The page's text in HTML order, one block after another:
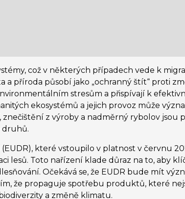
což v některých případech vede k
příroda působí jako „ochranný štít“ proti
stresům a přispívají k
ekosystémů a jejich provoz může
z výroby a nadměrný rybolov jsou
druhů.
které vstoupilo v platnost v červnu
lesů. Toto nařízení klade důraz na to, aby
Očekává se, že EUDR bude mít
že propaguje spotřebu produktů, které
a změně klimatu.